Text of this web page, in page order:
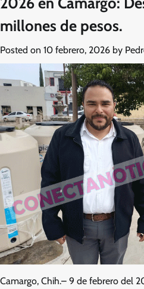
millones de pesos.
Posted on 10 febrero, 2026 by
Camargo, Chih.– 9 de febrero del